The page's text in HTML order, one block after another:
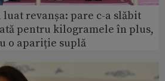
revanșa: pare c-a slăbit
pentru kilogramele în plus,
o apariție suplă